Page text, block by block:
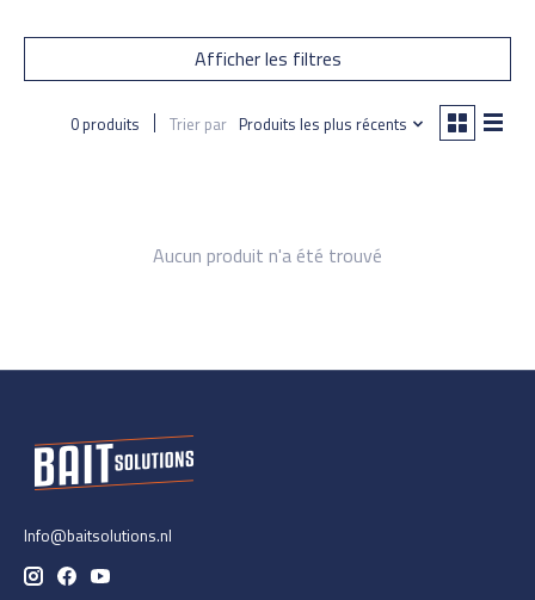
Afficher les filtres
0 produits Trier par Produits les plus récents
Aucun produit n'a été trouvé
Info@baitsolutions.nl